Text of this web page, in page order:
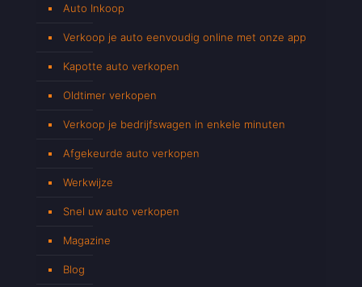
Auto Inkoop
Verkoop je auto eenvoudig online met onze app
Kapotte auto verkopen
Oldtimer verkopen
Verkoop je bedrijfswagen in enkele minuten
Afgekeurde auto verkopen
Werkwijze
Snel uw auto verkopen
Magazine
Blog